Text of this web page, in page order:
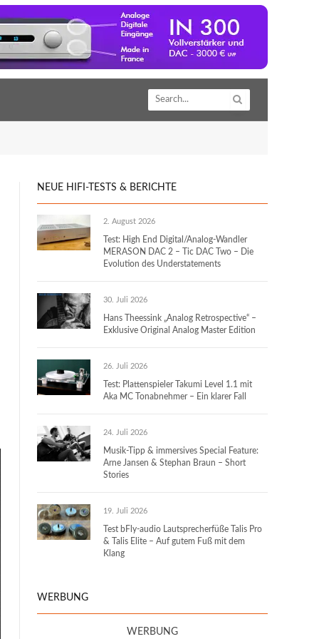
NEUE HIFI-TESTS & BERICHTE
2. August 2026
Test: High End Digital/Analog-Wandler
MERASON DAC 2 – Tic DAC Two – Die
Evolution des Understatements
30. Juli 2026
Hans Theessink „Analog Retrospective“ –
Exklusive Original Analog Master Edition
26. Juli 2026
Test: Plattenspieler Takumi Level 1.1 mit
Aka MC Tonabnehmer – Ein klarer Fall
24. Juli 2026
Musik-Tipp & immersives Special Feature:
Arne Jansen & Stephan Braun – Short
Stories
19. Juli 2026
Test bFly-audio Lautsprecherfüße Talis Pro
& Talis Elite – Auf gutem Fuß mit dem
Klang
WERBUNG
WERBUNG